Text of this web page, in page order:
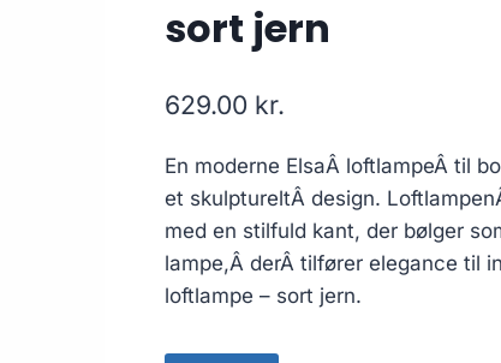
sort jern
629.00 kr.
En moderne ElsaÂ loftlampeÂ til
et skulptureltÂ design.
med en stilfuld kant, der bølger
lampe,Â derÂ tilfører elegance til
loftlampe – sort jern.